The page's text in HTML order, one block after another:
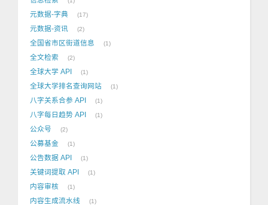
元数据-字典 17
元数据-资讯 2
全国省市区街道信息 1
全文检索 2
全球大学 API 1
全球大学排名查询网站 1
八字关系合参 API 1
八字每日趋势 API 1
公众号 2
公募基金 1
公告数据 API 1
关键词提取 API 1
内容审核 1
内容生成流水线 1